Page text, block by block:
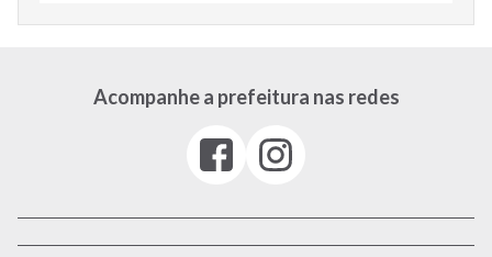
Acompanhe a prefeitura nas redes
Facebook
(link
em
nova
Instagram
(link
em
nova